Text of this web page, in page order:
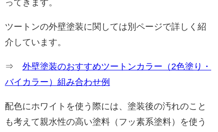
ってきます。
ツートンの外壁塗装に関しては別ページで詳しく紹
介しています。
⇒ 外壁塗装のおすすめツートンカラー（2色塗り・
バイカラー）組み合わせ例
配色にホワイトを使う際には、塗装後の汚れのこと
も考えて親水性の高い塗料（フッ素系塗料）を使う